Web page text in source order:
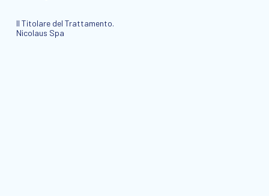
Il Titolare del Trattamento.
Nicolaus Spa